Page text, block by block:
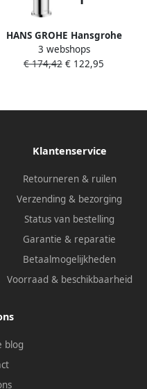
HANS GROHE Hansgrohe
Vernis Blend 210
wastafelkraan m. draaibare
3 webshops
€ 174,42 € 122,95
Klantenservice
Retourneren & ruilen
Verzending & bezorging
Status van bestelling
Garantie & reparatie
Betaalmogelijkheden
Voorraad & beschikbaarheid
blog